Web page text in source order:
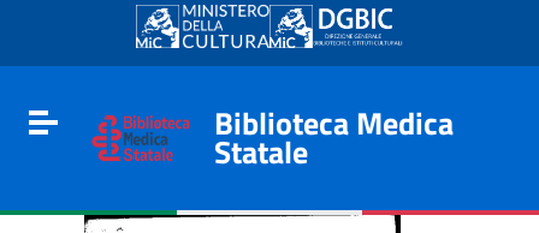
Go to content
Go to the navigation menu
Go to the footer
Toggle navigation
Biblioteca Medica
Statale